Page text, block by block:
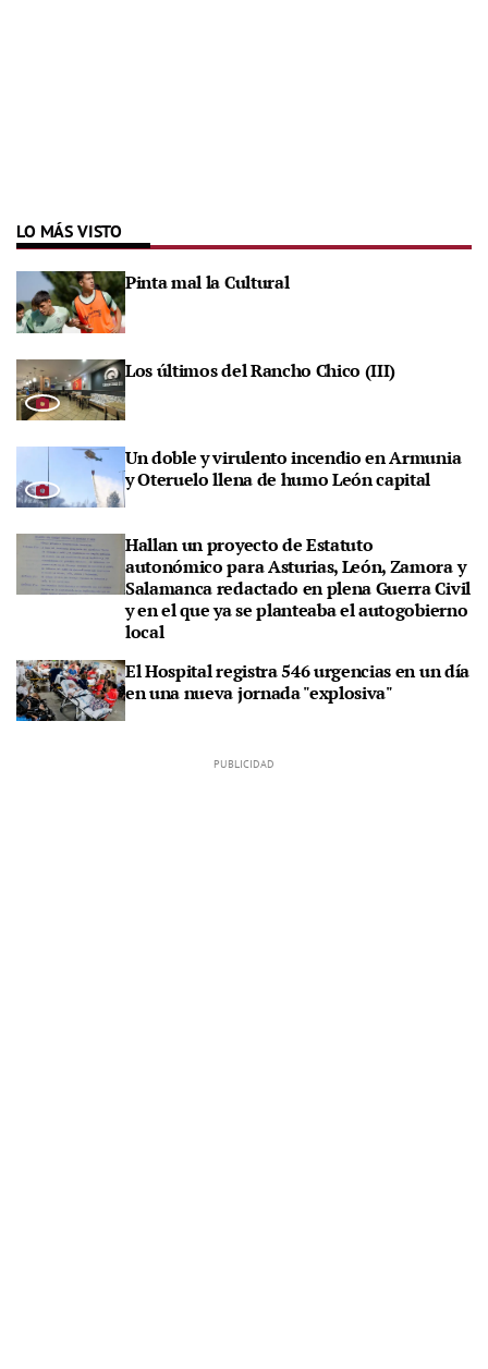
LO MÁS VISTO
Pinta mal la Cultural
Los últimos del Rancho Chico (III)
Un doble y virulento incendio en Armunia
y Oteruelo llena de humo León capital
Hallan un proyecto de Estatuto
autonómico para Asturias, León, Zamora y
Salamanca redactado en plena Guerra Civil
y en el que ya se planteaba el autogobierno
local
El Hospital registra 546 urgencias en un día
en una nueva jornada "explosiva"